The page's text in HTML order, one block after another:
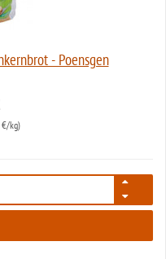
- Poensgen
kg)
588